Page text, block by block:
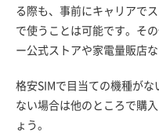
る際も、事前にキャリアで
で使うことは可能です。そ
ー公式ストアや家電量販店
格安SIMで目当ての機種が
ない場合は他のところで購
ょう。